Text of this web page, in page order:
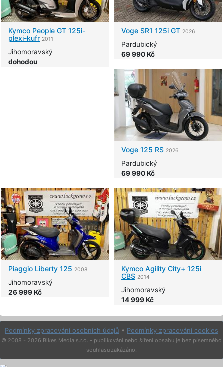
Kymco People GT 125i-
plexi-kufr 2011
Jihomoravský
dohodou
Voge SR1 125i GT 2026
Pardubický
69 990 Kč
Voge 125 RS 2026
Pardubický
69 990 Kč
Piaggio Liberty 125 2008
Jihomoravský
26 999 Kč
Kymco Agility City+ 125i
CBS 2014
Jihomoravský
14 999 Kč
Podmínky zpracování osobních údajů • Podmínky zpracování cookies
© 2008 - 2026 Bikes Media s.r.o. - publikování nebo šíření obsahu je bez písemného
souhlasu zakázáno.